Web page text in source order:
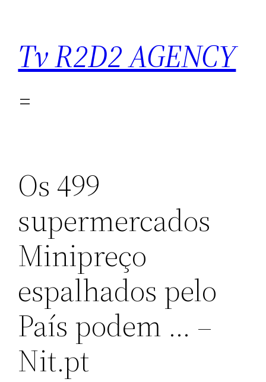
conteúdo
Tv R2D2 AGENCY
Os 499
supermercados
Minipreço
espalhados pelo
País podem … –
Nit.pt